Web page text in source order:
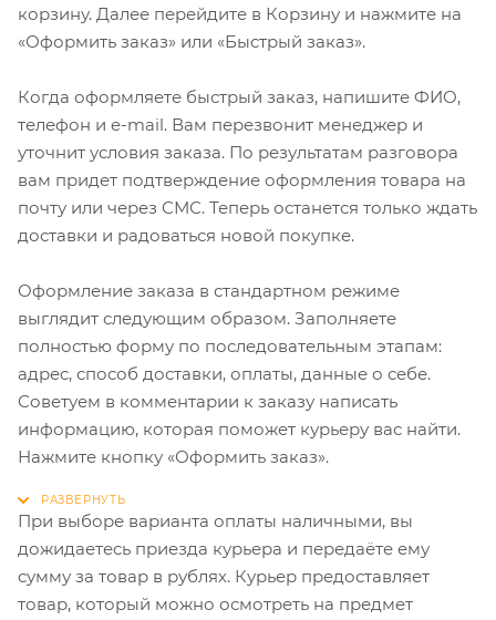
корзину. Далее перейдите в Корзину и нажмите на
«Оформить заказ» или «Быстрый заказ».
Когда оформляете быстрый заказ, напишите ФИО,
телефон и e-mail. Вам перезвонит менеджер и
уточнит условия заказа. По результатам разговора
вам придет подтверждение оформления товара на
почту или через СМС. Теперь останется только ждать
доставки и радоваться новой покупке.
Оформление заказа в стандартном режиме
выглядит следующим образом. Заполняете
полностью форму по последовательным этапам:
адрес, способ доставки, оплаты, данные о себе.
Советуем в комментарии к заказу написать
информацию, которая поможет курьеру вас найти.
Нажмите кнопку «Оформить заказ».
При выборе варианта оплаты наличными, вы
дожидаетесь приезда курьера и передаёте ему
сумму за товар в рублях. Курьер предоставляет
товар, который можно осмотреть на предмет